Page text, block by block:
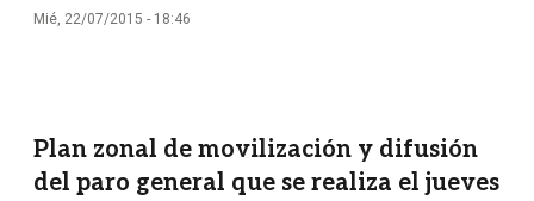
Mié, 22/07/2015 - 18:46
Plan zonal de movilización y difusión
del paro general que se realiza el jueves